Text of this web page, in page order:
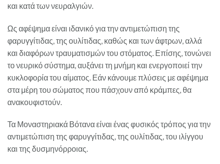
και κατά των νευραλγιών.
Ως αφέψημα είναι ιδανικό για την αντιμετώπιση της
φαρυγγίτιδας, της ουλίτιδας, καθώς και των άφτρων, αλλά
και διαφόρων τραυματισμών του στόματος. Επίσης, τονώνει
το νευρικό σύστημα, αυξάνει τη μνήμη και ενεργοποιεί την
κυκλοφορία του αίματος. Εάν κάνουμε πλύσεις με αφέψημα
στα μέρη του σώματος που πάσχουν από κράμπες, θα
ανακουφιστούν.
Τα Μοναστηριακά Βότανα είναι ένας φυσικός τρόπος για την
αντιμετώπιση της φαρυγγίτιδας, της ουλίτιδας, του ιλίγγου
και της δυσμηνόρροιας.